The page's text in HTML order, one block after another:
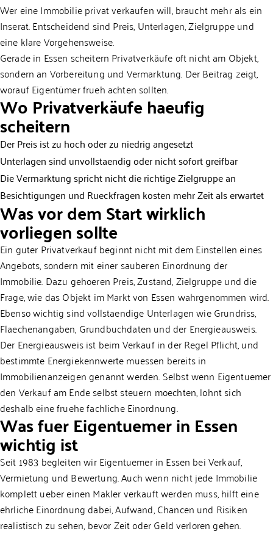
Wer eine Immobilie privat verkaufen will, braucht mehr als ein
Inserat. Entscheidend sind Preis, Unterlagen, Zielgruppe und
eine klare Vorgehensweise.
Gerade in Essen scheitern Privatverkäufe oft nicht am Objekt,
sondern an Vorbereitung und Vermarktung. Der Beitrag zeigt,
worauf Eigentümer frueh achten sollten.
Wo Privatverkäufe haeufig
scheitern
Der Preis ist zu hoch oder zu niedrig angesetzt
Unterlagen sind unvollstaendig oder nicht sofort greifbar
Die Vermarktung spricht nicht die richtige Zielgruppe an
Besichtigungen und Rueckfragen kosten mehr Zeit als erwartet
Was vor dem Start wirklich
vorliegen sollte
Ein guter Privatverkauf beginnt nicht mit dem Einstellen eines
Angebots, sondern mit einer sauberen Einordnung der
Immobilie. Dazu gehoeren Preis, Zustand, Zielgruppe und die
Frage, wie das Objekt im Markt von Essen wahrgenommen wird.
Ebenso wichtig sind vollstaendige Unterlagen wie Grundriss,
Flaechenangaben, Grundbuchdaten und der Energieausweis.
Der Energieausweis ist beim Verkauf in der Regel Pflicht, und
bestimmte Energiekennwerte muessen bereits in
Immobilienanzeigen genannt werden. Selbst wenn Eigentuemer
den Verkauf am Ende selbst steuern moechten, lohnt sich
deshalb eine fruehe fachliche Einordnung.
Was fuer Eigentuemer in Essen
wichtig ist
Seit 1983 begleiten wir Eigentuemer in Essen bei Verkauf,
Vermietung und Bewertung. Auch wenn nicht jede Immobilie
komplett ueber einen Makler verkauft werden muss, hilft eine
ehrliche Einordnung dabei, Aufwand, Chancen und Risiken
realistisch zu sehen, bevor Zeit oder Geld verloren gehen.